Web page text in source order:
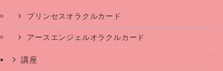
プリンセスオラクルカード
アースエンジェルオラクルカード
講座